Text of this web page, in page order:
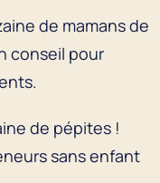
de mamans de
conseil pour
de pépites !
sans enfant